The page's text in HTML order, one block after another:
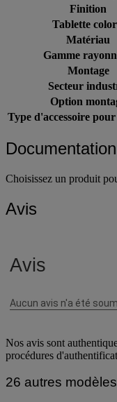
Finition
Tablette
Matériau
Gamme
Montage
Secteur
Option
Type d'accessoire
Documentation
Choisissez un produit
Avis
Nos avis sont
procédures
26 autres